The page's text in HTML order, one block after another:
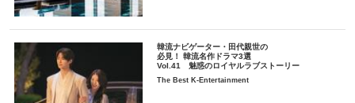
韓流ナビゲーター・田代親世の
必見！ 韓流名作ドラマ3選
Vol.41 魅惑のロイヤルラブストーリー
The Best K-Entertainment